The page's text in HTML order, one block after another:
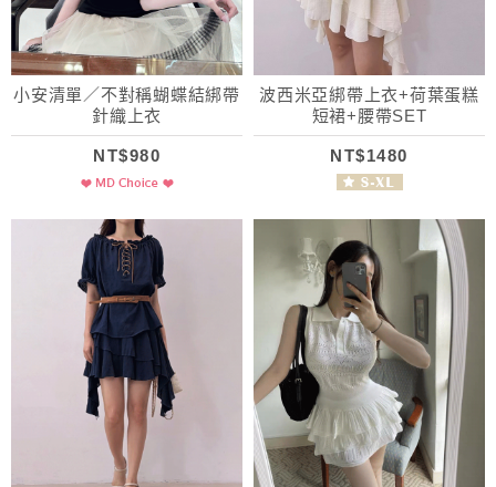
小安清單／不對稱蝴蝶結綁帶
針織上衣
NT$980
波西米亞綁帶上衣+荷葉蛋糕
短裙+腰帶SET
NT$1480